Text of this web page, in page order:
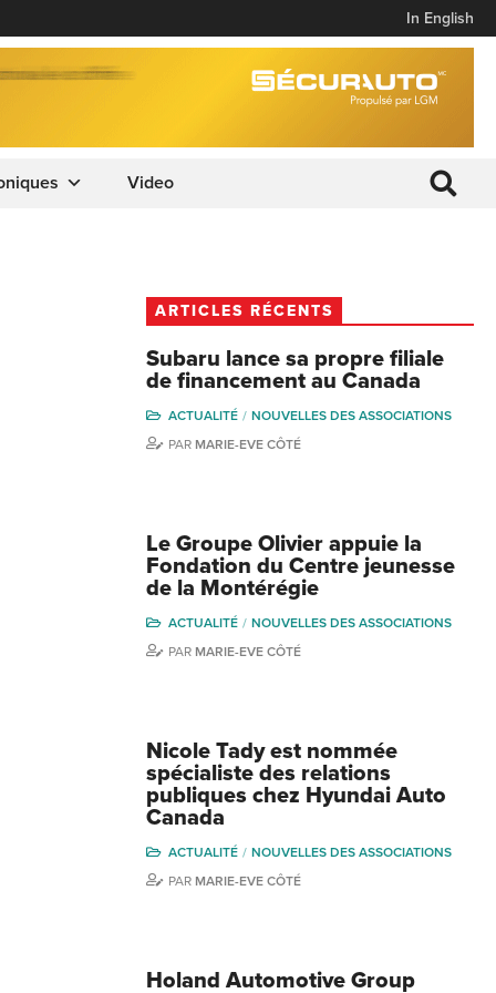
In English
Video
ARTICLES RÉCENTS
Subaru lance sa propre filiale
de financement au Canada
ACTUALITÉ
NOUVELLES DES ASSOCIATIONS
PAR MARIE-EVE CÔTÉ
Le Groupe Olivier appuie la
Fondation du Centre jeunesse
de la Montérégie
ACTUALITÉ
NOUVELLES DES ASSOCIATIONS
PAR MARIE-EVE CÔTÉ
Nicole Tady est nommée
spécialiste des relations
publiques chez Hyundai Auto
Canada
ACTUALITÉ
NOUVELLES DES ASSOCIATIONS
PAR MARIE-EVE CÔTÉ
Holand Automotive Group